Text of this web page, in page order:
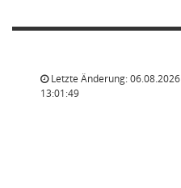
Letzte Änderung: 06.08.2026
13:01:49